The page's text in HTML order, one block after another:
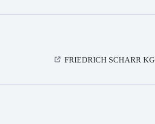
FRIEDRICH SCHARR KG